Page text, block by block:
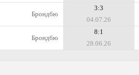
Брондбю
3:3
04.07.26
Брондбю
8:1
28.06.26